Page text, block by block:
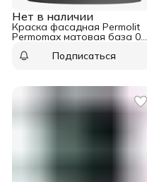
Нет в наличии
Краска фасадная Permolit
Permomax матовая база 0P
Подписаться